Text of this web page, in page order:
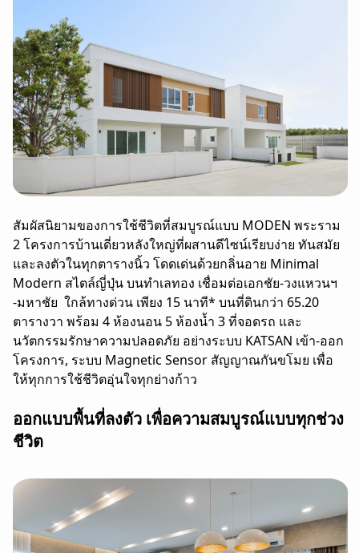
สัมผัสนิยามของการใช้ชีวิตที่สมบูรณ์แบบ MODEN พระราม
2 โครงการบ้านเดี่ยวหลังใหญ่ที่ผสานดีไซน์เรียบง่าย ทันสมัย
และลงตัวในทุกตารางนิ้ว โดดเด่นด้วยกลิ่นอาย Minimal
Modern สไตล์ญี่ปุ่น บนทำเลทอง เชื่อมต่อเอกชัย-วงแหวนฯ
-มหาชัย ใกล้ทางด่วน เพียง 15 นาที* บนที่ดินกว่า 65.20
ตารางวา พร้อม 4 ห้องนอน 5 ห้องน้ำ 3 ที่จอดรถ และ
นวัตกรรมรักษาความปลอดภัย อย่างระบบ KATSAN เข้า-ออก
โครงการ, ระบบ Magnetic Sensor สัญญาณกันขโมย เพื่อ
ให้ทุกการใช้ชีวิตอุ่นใจทุกย่างก้าว
ออกแบบพื้นที่ลงตัว เพื่อความสมบูรณ์แบบทุกช่วง
ชีวิต